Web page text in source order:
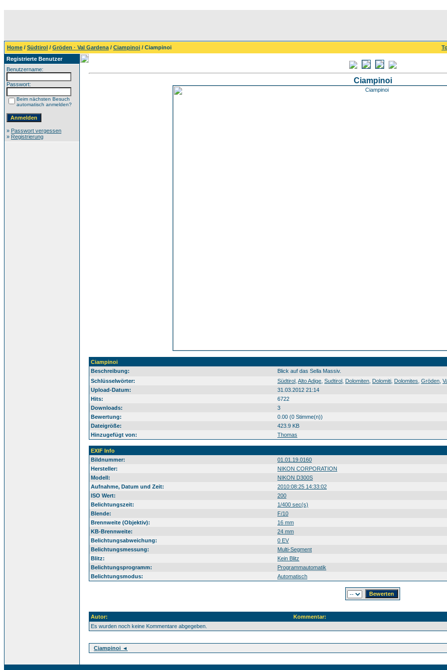
Home / Südtirol / Gröden · Val Gardena / Ciampinoi / Ciampinoi
Registrierte Benutzer
Benutzername:
Passwort:
Beim nächsten Besuch
automatisch anmelden?
» Passwort vergessen
» Registrierung
Ciampinoi
Ciampinoi
Beschreibung:
Blick auf das Sella Massiv.
Schlüsselwörter: Südtirol Alto Adige Sudtirol Dolomiten Dolomiti Dolomites Gröden
Upload-Datum:
31.03.2012 21:14
Hits:
6722
Downloads:
3
Bewertung:
0.00 (0 Stimme(n))
Dateigröße:
423.9 KB
Hinzugefügt von:
Thomas
EXIF Info
Bildnummer:
01.01.19.0160
Hersteller:
NIKON CORPORATION
Modell:
NIKON D300S
Aufnahme, Datum und Zeit:
2010:08:25 14:33:02
ISO Wert:
200
Belichtungszeit:
1/400 sec(s)
Blende:
F/10
Brennweite (Objektiv):
16 mm
KB-Brennweite:
24 mm
Belichtungsabweichung:
0 EV
Belichtungsmessung:
Multi-Segment
Blitz:
Kein Blitz
Belichtungsprogramm:
Programmautomatik
Belichtungsmodus:
Automatisch
Autor:
Kommentar:
Es wurden noch keine Kommentare abgegeben.
Ciampinoi ◄